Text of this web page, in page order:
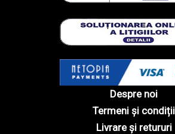
Despre noi
Termeni și condiții
Livrare și retururi